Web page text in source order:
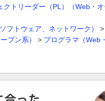
クトリーダー（PL）（Web・
フトウェア、ネットワーク）
>
プン系）
> プログラマ（Web